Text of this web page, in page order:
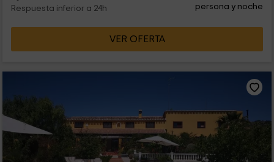
Respuesta inferior a 24h
persona y noche
VER OFERTA